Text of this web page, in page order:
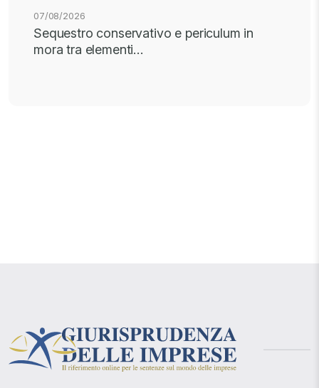
07/08/2026
Sequestro conservativo e periculum in
mora tra elementi…